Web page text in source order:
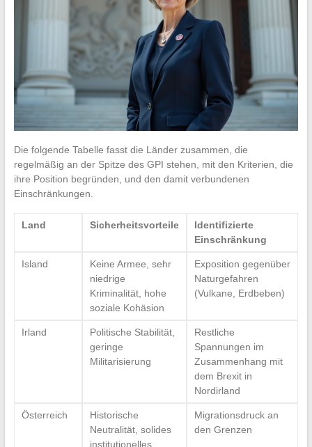
Die folgende Tabelle fasst die Länder zusammen, die
regelmäßig an der Spitze des GPI stehen, mit den Kriterien, die
ihre Position begründen, und den damit verbundenen
Einschränkungen.
Land Sicherheitsvorteile
Identifizierte
Einschränkung
Island
Keine Armee, sehr
niedrige
Kriminalität, hohe
soziale Kohäsion
Exposition gegenüber
Naturgefahren
(Vulkane, Erdbeben)
Irland
Politische Stabilität,
geringe
Militarisierung
Restliche
Spannungen im
Zusammenhang mit
dem Brexit in
Nordirland
Österreich
Historische
Neutralität, solides
institutionelles
Migrationsdruck an
den Grenzen